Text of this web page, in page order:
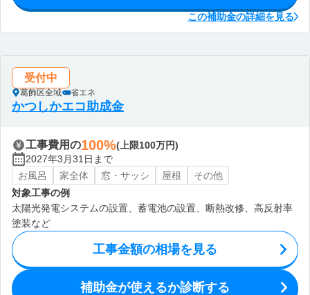
この補助金の詳細を見る
受付中
葛飾区全域 省エネ
かつしかエコ助成金
工事費用の100%(上限100万円)
2027年3月31日まで
お風呂
家全体 窓・サッシ 屋根
その他
対象工事の例
太陽光発電システムの設置、蓄電池の設置、断熱改修、高反射率
塗装など
工事金額の相場を見る
補助金が使えるか診断する